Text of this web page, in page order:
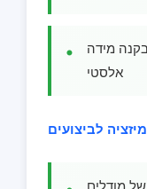
מידה
אלסטי
לביצועים